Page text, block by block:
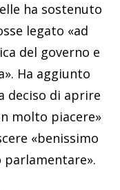
ha sostenuto
legato «ad
del governo e
Ha aggiunto
deciso di aprire
molto piacere»
«benissimo
parlamentare».